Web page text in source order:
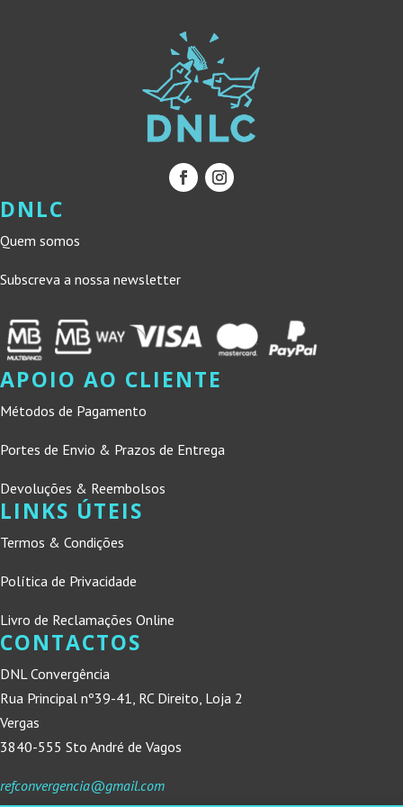
DNLC
Quem somos
Subscreva a nossa newsletter
APOIO AO CLIENTE
Métodos de Pagamento
Portes de Envio & Prazos de Entrega
Devoluções & Reembolsos
LINKS ÚTEIS
Termos & Condições
Política de Privacidade
Livro de Reclamações Online
CONTACTOS
DNL Convergência
Rua Principal nº39-41, RC Direito, Loja 2
Vergas
3840-555 Sto André de Vagos
refconvergencia@gmail.com